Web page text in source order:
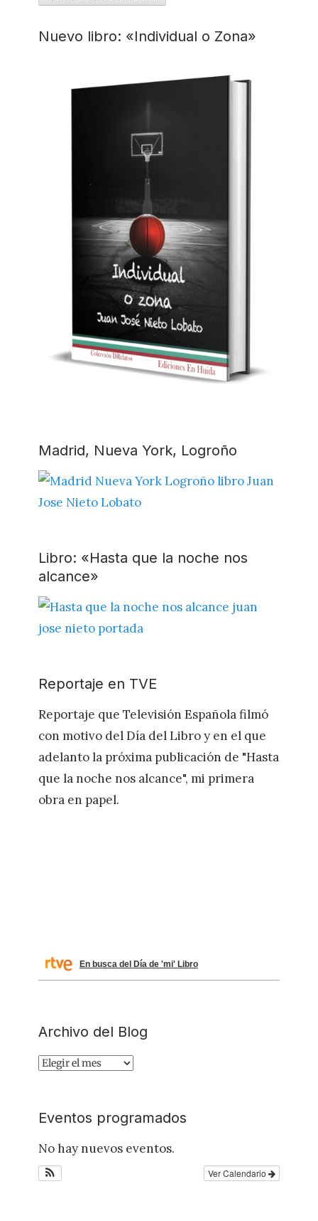
Nuevo libro: «Individual o Zona»
Madrid, Nueva York, Logroño
Libro: «Hasta que la noche nos
alcance»
Reportaje en TVE
Reportaje que Televisión Española filmó
con motivo del Día del Libro y en el que
adelanto la próxima publicación de "Hasta
que la noche nos alcance", mi primera
obra en papel.
En busca del Día de 'mi' Libro
Archivo del Blog
Archivo
Eventos programados
No hay nuevos eventos.
Ver Calendario